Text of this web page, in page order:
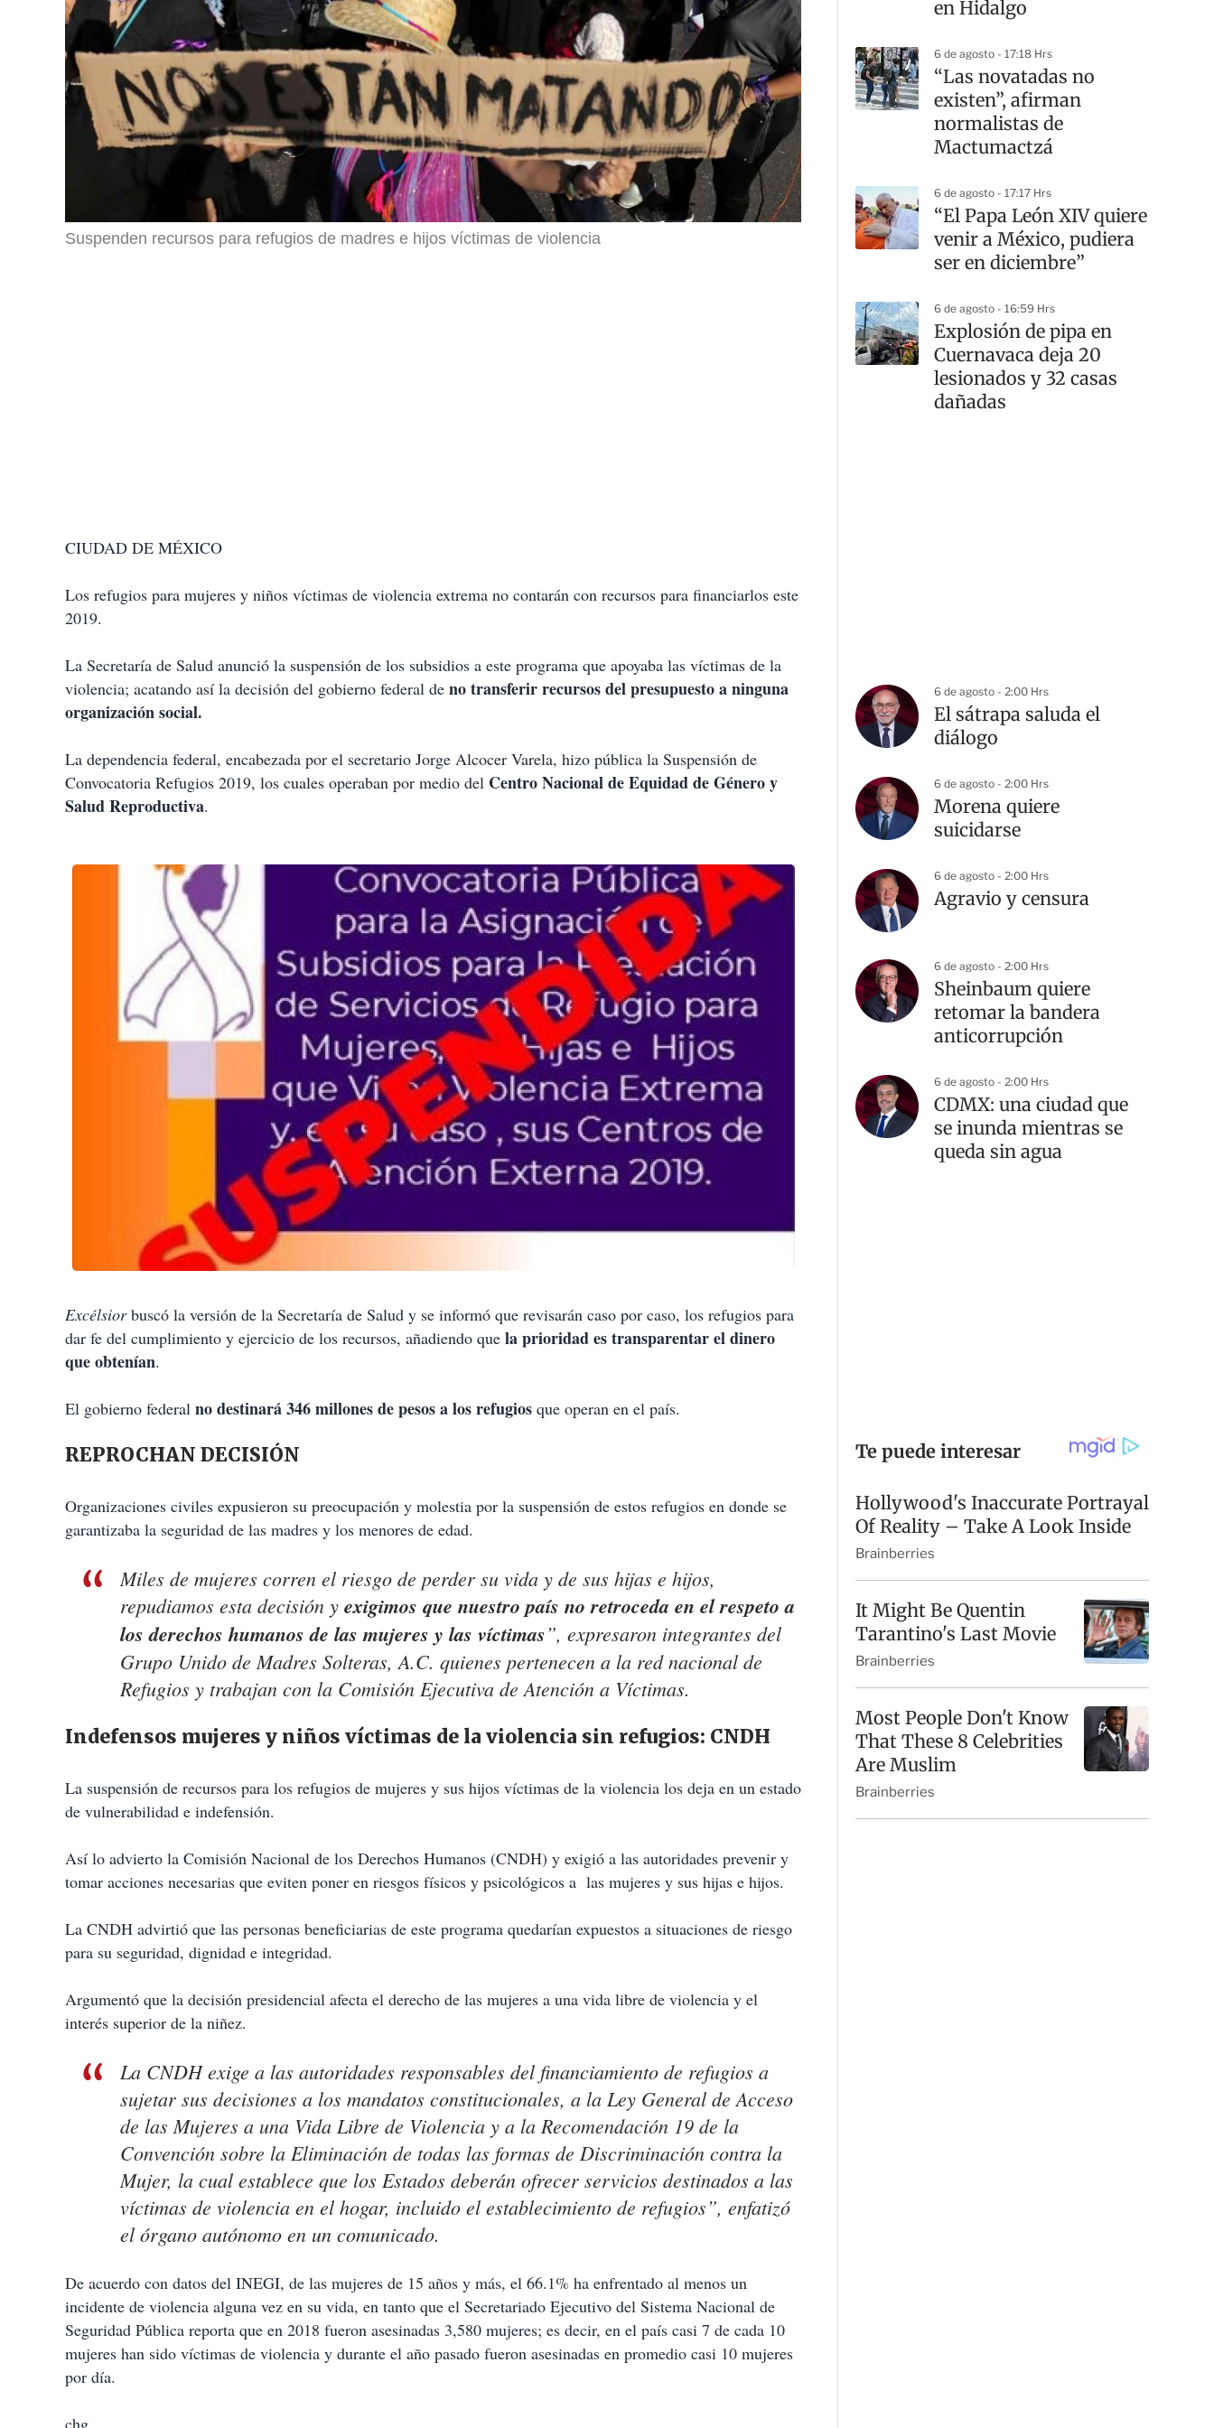
Suspenden recursos para refugios de madres e hijos víctimas de violencia
CIUDAD DE MÉXICO
Los refugios para mujeres y niños víctimas de violencia extrema no contarán con recursos para financiarlos este
2019.
La Secretaría de Salud anunció la suspensión de los subsidios a este programa que apoyaba las víctimas de la
violencia; acatando así la decisión del gobierno federal de no transferir recursos del presupuesto a ninguna
organización social.
La dependencia federal, encabezada por el secretario Jorge Alcocer Varela, hizo pública la Suspensión de
Convocatoria Refugios 2019, los cuales operaban por medio del Centro Nacional de Equidad de Género y
Salud Reproductiva.
Excélsiorbuscó la versión de la Secretaría de Salud y se informó que revisarán caso por caso, los refugios para
dar fe del cumplimiento y ejercicio de los recursos, añadiendo que la prioridades transparentar el dinero
que obtenían.
El gobierno federal no destinará 346 millones de pesos a los refugios que operan en el país.
REPROCHAN DECISIÓN
Organizaciones civiles expusieron su preocupación y molestia por la suspensión de estos refugios en donde se
garantizaba la seguridad de las madres y los menores de edad.
Miles de mujeres corren el riesgo de perder su vida y de sus hijas e hijos,
repudiamos esta decisión y exigimos que nuestro país no retroceda en el respeto a
los derechos humanos de las mujeres y las víctimas”, expresaron integrantes del
Grupo Unido de Madres Solteras, A.C. quienes pertenecen a la red nacional de
Refugios y trabajan con la Comisión Ejecutiva de Atención a Víctimas.
Indefensos mujeres y niños víctimas de la violencia sin refugios: CNDH
La suspensión de recursos para los refugios de mujeres y sus hijos víctimas de la violencia los deja en un estado
de vulnerabilidad e indefensión.
Así lo advierto la Comisión Nacional de los Derechos Humanos (CNDH) y exigió a las autoridades prevenir y
tomar acciones necesarias que eviten poner en riesgos físicos y psicológicos a las mujeres y sus hijas e hijos.
La CNDH advirtió que las personas beneficiarias de este programa quedarían expuestos a situaciones de riesgo
para su seguridad, dignidad e integridad.
Argumentó que la decisión presidencial afecta el derecho de las mujeres a una vida libre de violencia y el
interés superior de la niñez.
La CNDH exige a las autoridades responsables del financiamiento de refugios a
sujetar sus decisiones a los mandatos constitucionales, a la Ley General de Acceso
de las Mujeres a una Vida Libre de Violencia y a la Recomendación 19 de la
Convención sobre la Eliminación de todas las formas de Discriminación contra la
Mujer, la cual establece que los Estados deberán ofrecer servicios destinados a las
víctimas de violencia en el hogar, incluido el establecimiento de refugios”, enfatizó
el órgano autónomo en un comunicado.
De acuerdo con datos del INEGI, de las mujeres de 15 años y más, el 66.1% ha enfrentado al menos un
incidente de violencia alguna vez en su vida, en tanto que el Secretariado Ejecutivo del Sistema Nacional de
Seguridad Pública reporta que en 2018 fueron asesinadas 3,580 mujeres; es decir, en el país casi 7 de cada 10
mujeres han sido víctimas de violencia y durante el año pasado fueron asesinadas en promedio casi 10 mujeres
por día.
en Hidalgo
6 de agosto - 17:18 Hrs
“Las novatadas no
existen”, afirman
normalistas de
Mactumactzá
6 de agosto - 17:17 Hrs
“El Papa León XIV quiere
venir a México, pudiera
ser en diciembre”
6 de agosto - 16:59 Hrs
Explosión de pipa en
Cuernavaca deja 20
lesionados y 32 casas
dañadas
6 de agosto - 2:00 Hrs
El sátrapa saluda el
diálogo
6 de agosto - 2:00 Hrs
Morena quiere
suicidarse
6 de agosto - 2:00 Hrs
Agravio y censura
6 de agosto - 2:00 Hrs
Sheinbaum quiere
retomar la bandera
anticorrupción
6 de agosto - 2:00 Hrs
CDMX: una ciudad que
se inunda mientras se
queda sin agua